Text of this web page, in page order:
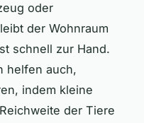
oder
der Wohnraum
schnell zur Hand.
helfen auch,
indem kleine
der Tiere